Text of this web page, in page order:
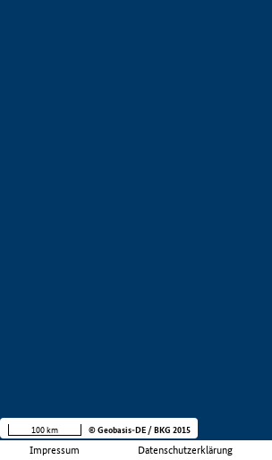
Impressum Datenschutzerklärung
100 km © Geobasis-DE / BKG 2015